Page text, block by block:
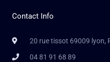
Contact Info
20 rue tissot 69009 lyon,
04 81 91 68 89